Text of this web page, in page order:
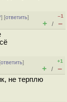
] [ответить]
–1
+ / –
ответить]
+1
+ / –
не терплю